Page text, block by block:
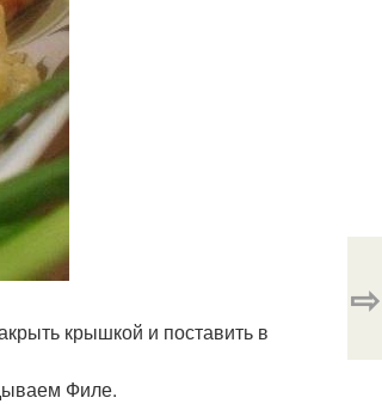
крышкой и поставить в
Филе.
⇨